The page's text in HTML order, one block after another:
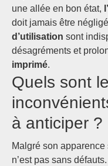
une allée en bon état,
doit jamais être
d’utilisation sont
désagréments et
imprimé.
Quels sont
à anticiper ?
Malgré son apparence
n’est pas sans